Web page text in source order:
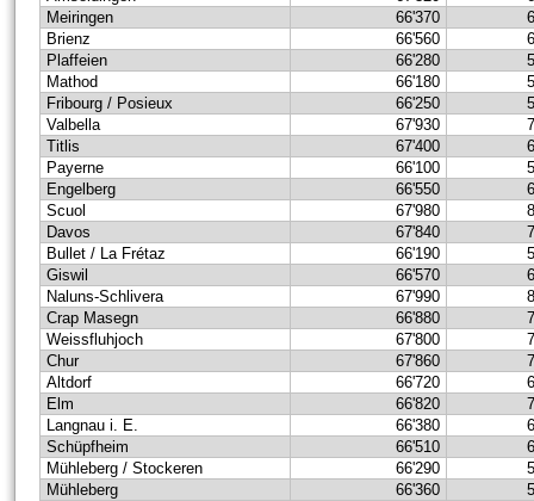
Meiringen
66'370
Brienz
66'560
Plaffeien
66'280
Mathod
66'180
Fribourg / Posieux
66'250
Valbella
67'930
Titlis
67'400
Payerne
66'100
Engelberg
66'550
Scuol
67'980
Davos
67'840
Bullet / La Frétaz
66'190
Giswil
66'570
Naluns-Schlivera
67'990
Crap Masegn
66'880
Weissfluhjoch
67'800
Chur
67'860
Altdorf
66'720
Elm
66'820
Langnau i. E.
66'380
Schüpfheim
66'510
Mühleberg / Stockeren
66'290
Mühleberg
66'360